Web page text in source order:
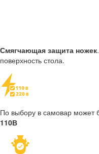
Смягчающая защита ножек
поверхность стола.
По выбору в самовар может
110В